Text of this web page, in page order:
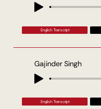
English Transcript
Gajinder Singh
English Transcript